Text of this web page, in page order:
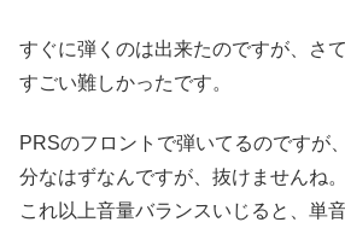
すぐに弾くのは出来たのですが、さ
すごい難しかったです。
PRSのフロントで弾いてるのですが
分なはずなんですが、抜けませんね。
これ以上音量バランスいじると、単